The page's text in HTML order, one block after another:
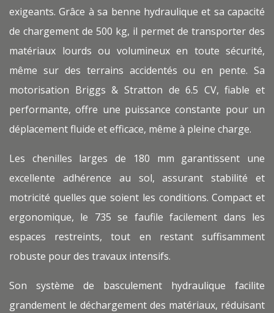
exigeants. Grâce à sa benne hydraulique et sa capacité
de chargement de 500 kg, il permet de transporter des
matériaux lourds ou volumineux en toute sécurité,
même sur des terrains accidentés ou en pente. Sa
motorisation Briggs & Stratton de 6.5 CV, fiable et
performante, offre une puissance constante pour un
déplacement fluide et efficace, même à pleine charge.
Les chenilles larges de 180 mm garantissent une
excellente adhérence au sol, assurant stabilité et
motricité quelles que soient les conditions. Compact et
ergonomique, le 735 se faufile facilement dans les
espaces restreints, tout en restant suffisamment
robuste pour des travaux intensifs.
Son système de basculement hydraulique facilite
grandement le déchargement des matériaux, réduisant